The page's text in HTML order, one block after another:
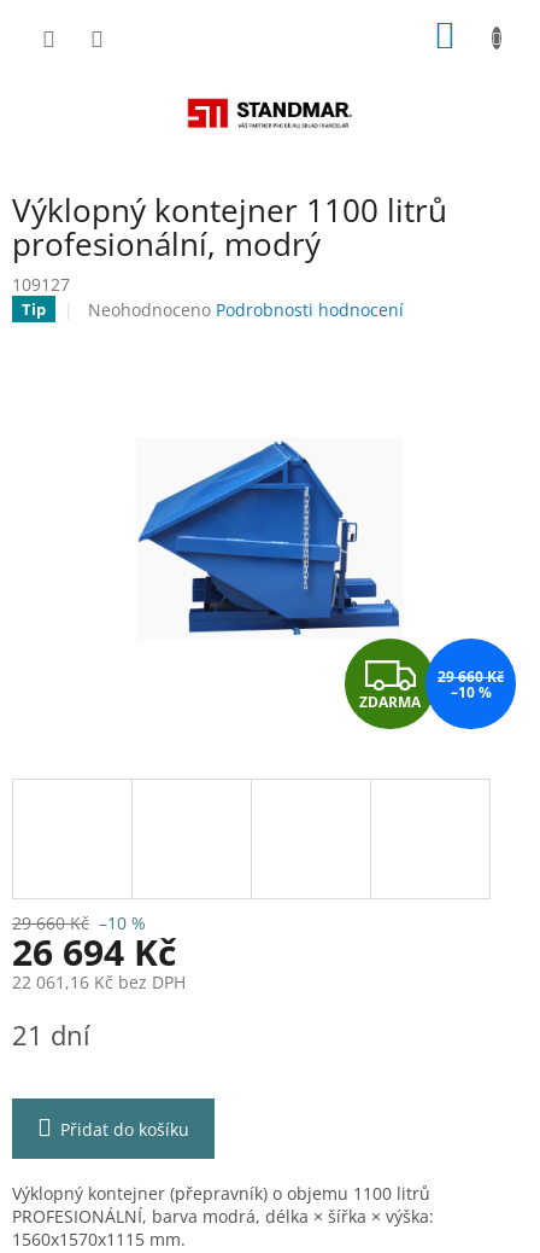
Výklopný kontejner 1100 litrů
profesionální, modrý
109127
Tip
Průměrné
Neohodnoceno Podrobnosti hodnocení
Z
D
A
ZDARMA
29 660 Kč
–10 %
29 660 Kč –10 %
26 694 Kč
22 061,16 Kč bez DPH
cena:
21 dní
Přidat do košíku
Výklopný kontejner (přepravník) o objemu 1100 litrů
PROFESIONÁLNÍ, barva modrá, délka × šířka × výška:
1560x1570x1115 mm.